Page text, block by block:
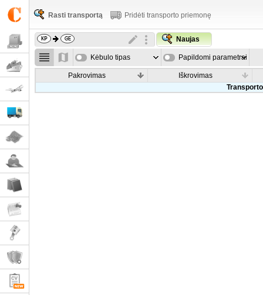
Rasti transportą Pridėti transporto priemonę
Naujas
Kėbulo tipas Papildomi parametrai
Pakrovimas
Iškrovimas